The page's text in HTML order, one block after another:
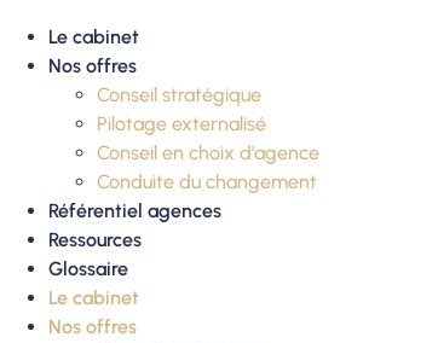
Le cabinet
Nos offres
Conseil stratégique
Pilotage externalisé
Conseil en choix d’agence
Conduite du changement
Référentiel agences
Ressources
Glossaire
Le cabinet
Nos offres